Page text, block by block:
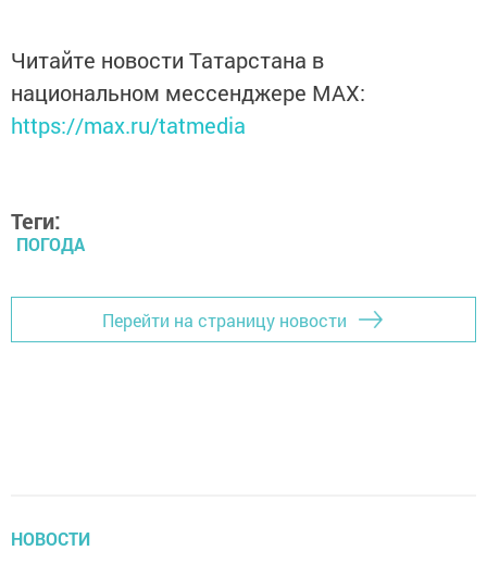
Читайте новости Татарстана в
национальном мессенджере MАХ:
https://max.ru/tatmedia
Теги:
ПОГОДА
Перейти на страницу новости
НОВОСТИ